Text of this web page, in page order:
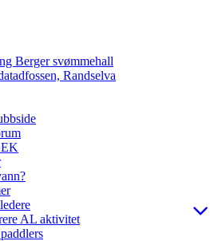
Berger svømmehall
Randselva
AL aktivitet